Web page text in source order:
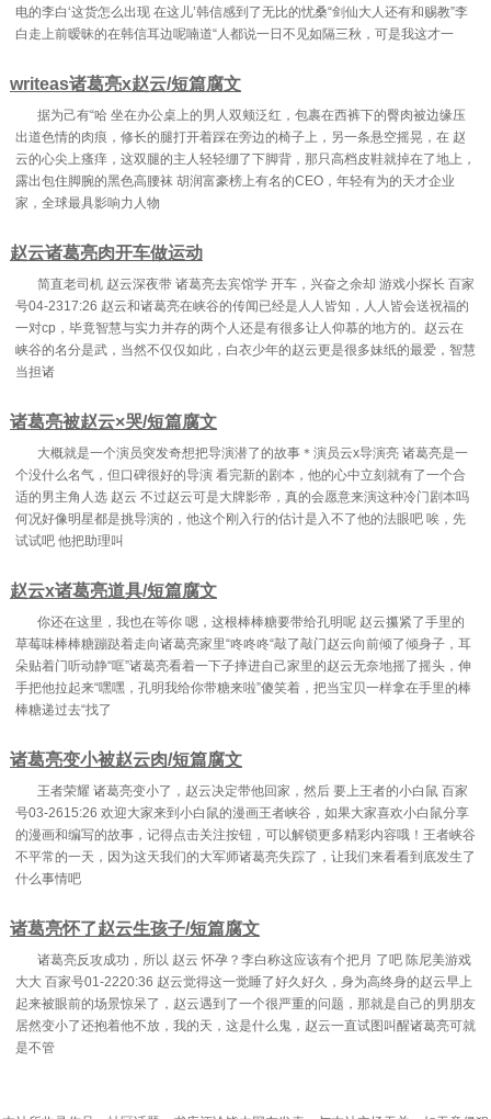
电的李白‘这货怎么出现 在这儿’韩信感到了无比的忧桑“剑仙大人还有和赐教”李
白走上前暧昧的在韩信耳边呢喃道“人都说一日不见如隔三秋，可是我这才一
writeas诸葛亮x赵云/短篇腐文
据为己有“哈 坐在办公桌上的男人双颊泛红，包裹在西裤下的臀肉被边缘压
出道色情的肉痕，修长的腿打开着踩在旁边的椅子上，另一条悬空摇晃，在 赵
云的心尖上瘙痒，这双腿的主人轻轻绷了下脚背，那只高档皮鞋就掉在了地上，
露出包住脚腕的黑色高腰袜 胡润富豪榜上有名的CEO，年轻有为的天才企业
家，全球最具影响力人物
赵云诸葛亮肉开车做运动
简直老司机 赵云深夜带 诸葛亮去宾馆学 开车，兴奋之余却 游戏小探长 百家
号04-2317:26 赵云和诸葛亮在峡谷的传闻已经是人人皆知，人人皆会送祝福的
一对cp，毕竟智慧与实力并存的两个人还是有很多让人仰慕的地方的。赵云在
峡谷的名分是武，当然不仅仅如此，白衣少年的赵云更是很多妹纸的最爱，智慧
当担诸
诸葛亮被赵云×哭/短篇腐文
大概就是一个演员突发奇想把导演潜了的故事＊演员云x导演亮 诸葛亮是一
个没什么名气，但口碑很好的导演 看完新的剧本，他的心中立刻就有了一个合
适的男主角人选 赵云 不过赵云可是大牌影帝，真的会愿意来演这种冷门剧本吗
何况好像明星都是挑导演的，他这个刚入行的估计是入不了他的法眼吧 唉，先
试试吧 他把助理叫
赵云x诸葛亮道具/短篇腐文
你还在这里，我也在等你 嗯，这根棒棒糖要带给孔明呢 赵云攥紧了手里的
草莓味棒棒糖蹦跶着走向诸葛亮家里“咚咚咚“敲了敲门赵云向前倾了倾身子，耳
朵贴着门听动静“哐”诸葛亮看着一下子摔进自己家里的赵云无奈地摇了摇头，伸
手把他拉起来“嘿嘿，孔明我给你带糖来啦”傻笑着，把当宝贝一样拿在手里的棒
棒糖递过去“找了
诸葛亮变小被赵云肉/短篇腐文
王者荣耀 诸葛亮变小了，赵云决定带他回家，然后 要上王者的小白鼠 百家
号03-2615:26 欢迎大家来到小白鼠的漫画王者峡谷，如果大家喜欢小白鼠分享
的漫画和编写的故事，记得点击关注按钮，可以解锁更多精彩内容哦！王者峡谷
不平常的一天，因为这天我们的大军师诸葛亮失踪了，让我们来看看到底发生了
什么事情吧
诸葛亮怀了赵云生孩子/短篇腐文
诸葛亮反攻成功，所以 赵云 怀孕？李白称这应该有个把月 了吧 陈尼美游戏
大大 百家号01-2220:36 赵云觉得这一觉睡了好久好久，身为高终身的赵云早上
起来被眼前的场景惊呆了，赵云遇到了一个很严重的问题，那就是自己的男朋友
居然变小了还抱着他不放，我的天，这是什么鬼，赵云一直试图叫醒诸葛亮可就
是不管